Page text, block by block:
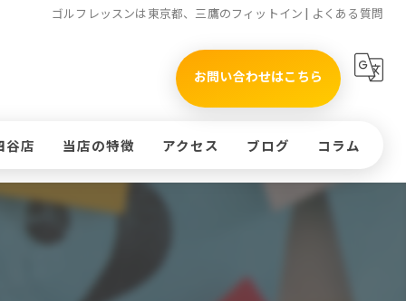
ゴルフレッスンは東京都、三鷹のフィットイン | よくある質問
お問い合わせはこちら
谷店
イムテーブル(四谷店)
スンのお申込み
当店の特徴
初心者
ラウンド
アクセス ブログ コラム